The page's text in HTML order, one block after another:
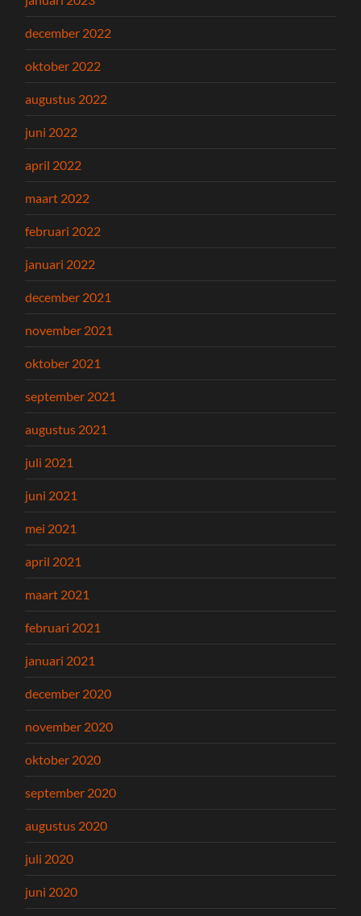
december 2022
oktober 2022
augustus 2022
juni 2022
april 2022
maart 2022
februari 2022
januari 2022
december 2021
november 2021
oktober 2021
september 2021
augustus 2021
juli 2021
juni 2021
mei 2021
april 2021
maart 2021
februari 2021
januari 2021
december 2020
november 2020
oktober 2020
september 2020
augustus 2020
juli 2020
juni 2020